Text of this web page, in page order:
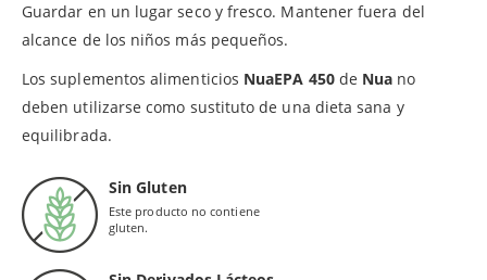
Guardar en un lugar seco y fresco. Mantener fuera del
alcance de los niños más pequeños.
Los suplementos alimenticios NuaEPA 450de Nua no
deben utilizarse como sustituto de una dieta sana y
equilibrada.
Sin Gluten
Este producto no contiene
gluten.